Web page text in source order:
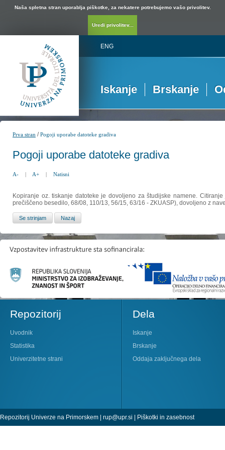
Naša spletna stran uporablja piškotke, za nekatere potrebujemo vašo privolitev.
Uredi privolitev...
ENG
Iskanje Brskanje
Prva stran /Pogoji uporabe datoteke gradiva
Pogoji uporabe datoteke gradiva
A- | A+ | Natisni
Kopiranje oz. tiskanje datoteke je dovoljeno za študijske namene.
prečiščeno besedilo, 68/08, 110/13, 56/15, 63/16 - ZKUASP), dovoljeno z
Repozitorij
Uvodnik
Statistika
Univerzitetne strani
Dela
Iskanje
Brskanje
Oddaja zaključnega dela
Repozitorij Univerze na Primorskem | rup@upr.si | Piškotki in zasebnost